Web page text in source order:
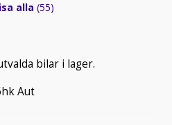
alla (55)
bilar i lager.
Aut